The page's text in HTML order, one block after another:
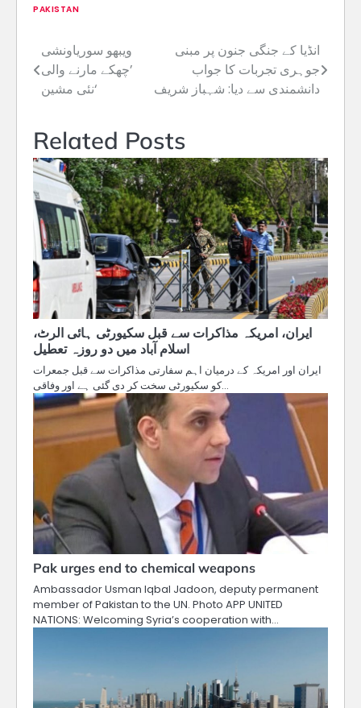
PAKISTAN
Post
navigation
ویبھو سوریاونشی
’چھکے مارنے والی
نئی مشین‘
انڈیا کے جنگی جنون پر مبنی
جوہری تجربات کا جواب
دانشمندی سے دیا: شہباز شریف
Related Posts
ایران، امریکہ مذاکرات سے قبل سکیورٹی ہائی الرٹ،
اسلام آباد میں دو روزہ تعطیل
ایران اور امریکہ کے درمیان اہم سفارتی مذاکرات سے قبل جمعرات
کو سکیورٹی سخت کر دی گئی ہے اور وفاقی…
Pak urges end to chemical weapons
Ambassador Usman Iqbal Jadoon, deputy permanent
member of Pakistan to the UN. Photo APP UNITED
NATIONS: Welcoming Syria’s cooperation with…